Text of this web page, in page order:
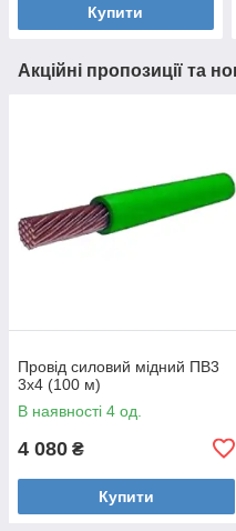
Купити
Акційні пропозиції та
Провід силовий мідний ПВ3
3x4 (100 м)
В наявності 4 од.
4 080 ₴
Купити